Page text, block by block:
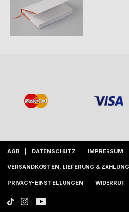
AGB DATENSCHUTZ IMPRESSUM
VERSANDKOSTEN, LIEFERUNG & ZAHLUNG
PRIVACY-EINSTELLUNGEN WIDERRUF